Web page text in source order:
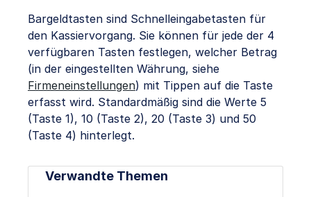
Bargeldtasten sind Schnelleingabetasten für
den Kassiervorgang. Sie können für jede der 4
verfügbaren Tasten festlegen, welcher Betrag
(in der eingestellten Währung, siehe
Firmeneinstellungen) mit Tippen auf die Taste
erfasst wird. Standardmäßig sind die Werte 5
(Taste 1), 10 (Taste 2), 20 (Taste 3) und 50
(Taste 4) hinterlegt.
Verwandte Themen